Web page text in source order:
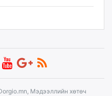
Мэдээллийн хөтөч